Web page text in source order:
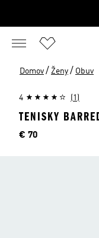
Domov / Ženy / Obuv
4 (1)
TENISKY
Cena
€ 70